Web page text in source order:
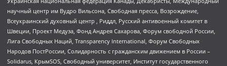
научный центр им Вудро Вильсона, Свободная пресса, Возрождение,
Всеукраинский духовный центр , Риддл, Русский антивоенный комитет в
Швеции, Проект Медуза, Фонд Андрея Сахарова, Форум свободной России,
Лига Свободных Наций, Transparеncy International, Форум Свободных
Народов ПостРоссии, Солидарность с гражданским движением в России –
Solidarus, КрымSOS, Свободный университет, Институт государственного